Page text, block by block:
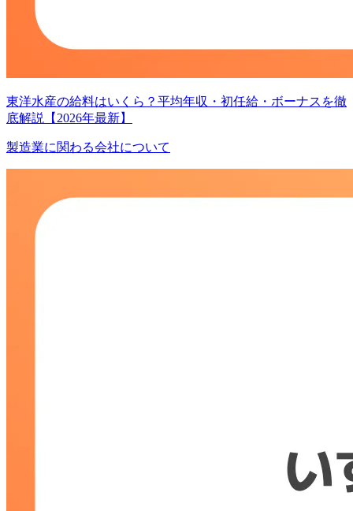
東洋水産の給料はいくら？平均年収・初任給・ボーナスを徹
底解説【2026年最新】
製造業に関わる会社について